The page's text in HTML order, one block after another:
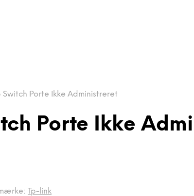
Switch Porte Ikke Administreret
Porte Ikke
Tp-link